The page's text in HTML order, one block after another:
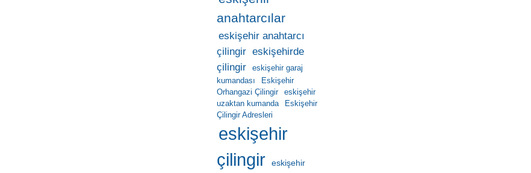
anahtarcılar
eskişehir anahtarcı
çilingir eskişehirde
çilingir
eskişehir garaj
kumandası
Eskişehir
Orhangazi Çilingir
eskişehir
uzaktan kumanda
Eskişehir
Çilingir Adresleri
eskişehir
çilingir
eskişehir